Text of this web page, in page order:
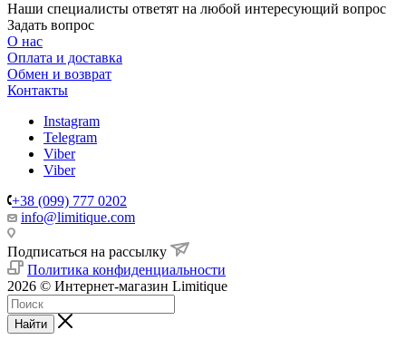
Наши специалисты ответят на любой интересующий вопрос
Задать вопрос
О нас
Оплата и доставка
Обмен и возврат
Контакты
Instagram
Telegram
Viber
Viber
+38 (099) 777 0202
info@limitique.com
Подписаться на рассылку
Политика конфиденциальности
2026 © Интернет-магазин Limitique
Найти